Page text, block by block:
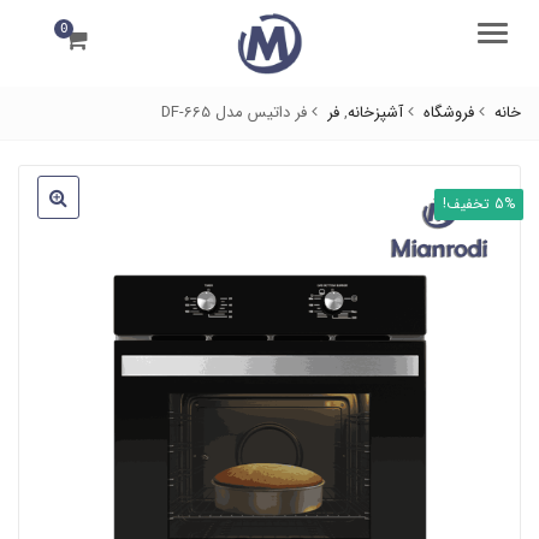
منو 0
خانه فروشگاه آشپزخانه,فر فر داتیس مدل DF-665
5% تخفیف!